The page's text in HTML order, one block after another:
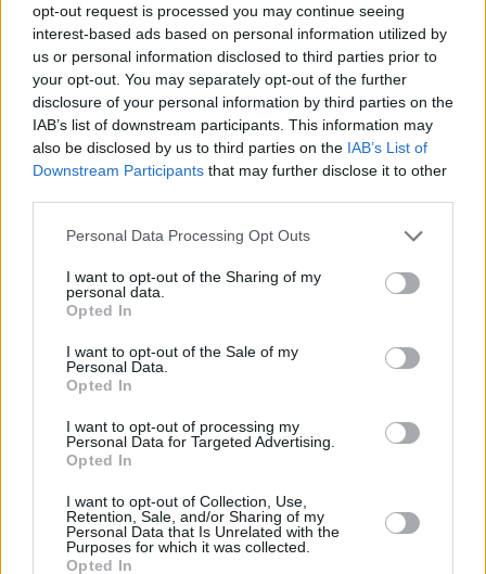
opt-out request is processed you may continue seeing
interest-based ads based on personal information utilized by
us or personal information disclosed to third parties prior to
your opt-out. You may separately opt-out of the further
disclosure of your personal information by third parties on the
IAB’s list of downstream participants. This information may
also be disclosed by us to third parties on the IAB’s List of
Downstream Participants that may further disclose it to other
Personal Data Processing Opt Outs
I want to opt-out of the Sharing of my
personal data.
Opted In
I want to opt-out of the Sale of my
Personal Data.
Opted In
I want to opt-out of processing my
Personal Data for Targeted Advertising.
Opted In
I want to opt-out of Collection, Use,
Retention, Sale, and/or Sharing of my
Personal Data that Is Unrelated with the
Purposes for which it was collected.
Opted In
Η γεωοικονομία
της παρέμβασης
στο γεν: Πώς
αλλάζουν οι
ισορροπίες
07 Αυγούστου 2026
Το «πάγωμα» της
συγχώνευσης
Paramount –
Warner βυθίζει
το Χόλιγουντ
06 Αυγούστου 2026
Η ΕΕ δοκιμάζεται
με πολλαπλές
κρίσεις, ενώ οι
εξελίξεις...
καθορίζονται
αλλού
06 Αυγούστου 2026